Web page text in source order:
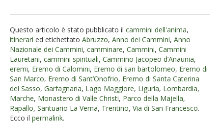
Questo articolo è stato pubblicato il cammini dell'anima,
itinerari ed etichettato Abruzzo, Anno dei Cammini, Anno
Nazionale dei Cammini, camminare, Cammini, Cammini
Lauretani, cammini spirituali, Cammino Jacopeo d’Anaunia,
eremi, Eremo di Calomini, Eremo di san bartolomeo, Eremo di
San Marco, Eremo di Sant’Onofrio, Eremo di Santa Caterina
del Sasso, Garfagnana, Lago Maggiore, Liguria, Lombardia,
Marche, Monastero di Valle Christi, Parco della Majella,
Rapallo, Santuario La Verna, Trentino, Via di San Francesco.
Ecco il permalink.